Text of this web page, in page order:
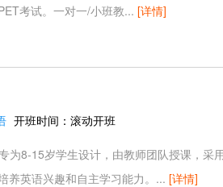
考试。一对一/小班教... [详情]
开班时间： 滚动开班
为8-15岁学生设计，由教师团队授课，采
养英语兴趣和自主学习能力。... [详情]